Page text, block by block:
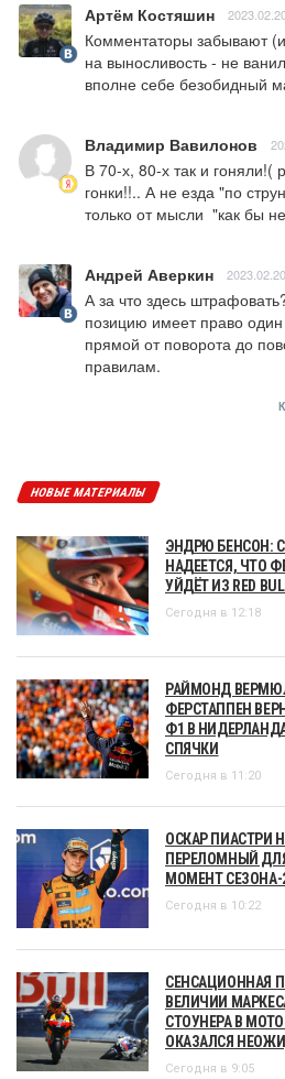
Артём Костяшин
Комментаторы забывают
на выносливость - не
вполне себе безобидный
Владимир Вавилонов
В 70-х, 80-х так и
гонки!!.. А не езда "по
только от мысли  "как бы
Андрей Аверкин
А за что здесь
позицию имеет право
прямой от поворота до
правилам.
НОВЫЕ МАТЕРИАЛЫ
ЭНДРЮ БЕНСОН:
НАДЕЕТСЯ, ЧТО
УЙДЁТ ИЗ RED
Сегодня в 12:18
РАЙМОНД
ФЕРСТАППЕН
Ф1 В
СПЯЧКИ
Сегодня в 11:20
ОСКАР ПИАСТРИ
ПЕРЕЛОМНЫЙ
МОМЕНТ СЕЗОНА-
Сегодня в 10:22
СЕНСАЦИОННАЯ
ВЕЛИЧИИ
СТОУНЕРА В
ОКАЗАЛСЯ
Сегодня в 9:05